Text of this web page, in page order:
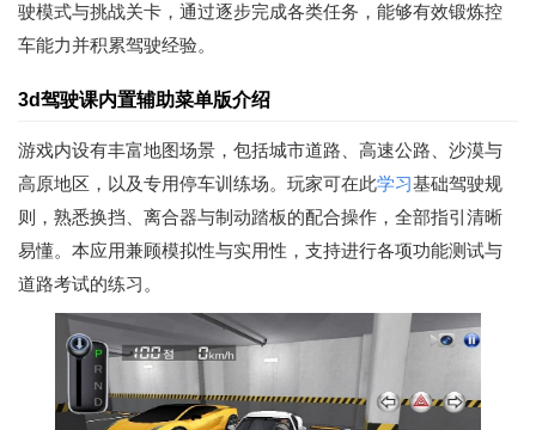
驶模式与挑战关卡，通过逐步完成各类任务，能够有效锻炼控
车能力并积累驾驶经验。
3d驾驶课内置辅助菜单版介绍
游戏内设有丰富地图场景，包括城市道路、高速公路、沙漠与
高原地区，以及专用停车训练场。玩家可在此学习基础驾驶规
则，熟悉换挡、离合器与制动踏板的配合操作，全部指引清晰
易懂。本应用兼顾模拟性与实用性，支持进行各项功能测试与
道路考试的练习。